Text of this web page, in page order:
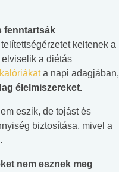
fenntartsák
keltenek a
a diétás
kalóriákata napi adagjában,
élelmiszereket.
eszik, de tojást és
biztosítása, mivel a
nem esznek meg
#Suli, munka
teszt